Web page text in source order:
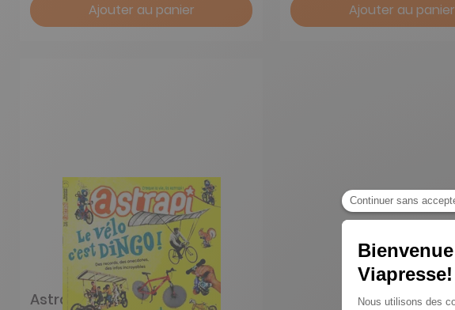
Ajouter au panier Ajouter au panier
Astrapi